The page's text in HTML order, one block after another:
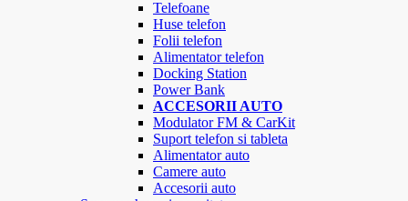
Telefoane
Huse telefon
Folii telefon
Alimentator telefon
Docking Station
Power Bank
ACCESORII AUTO
Modulator FM & CarKit
Suport telefon si tableta
Alimentator auto
Camere auto
Accesorii auto